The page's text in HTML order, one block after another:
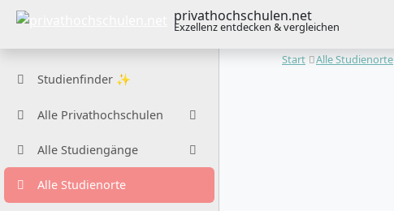
privathochschulen.net
Exzellenz entdecken & vergleichen
Studienfinder ✨
Alle Privathochschulen
Alle Studiengänge
Alle Studienorte
Start Alle Studienorte